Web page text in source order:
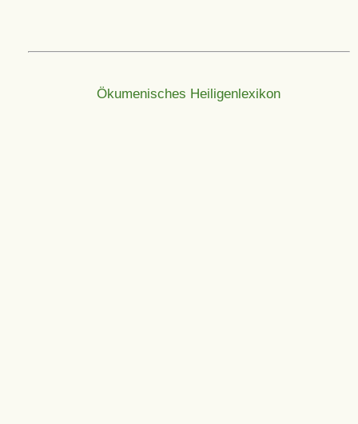
Ökumenisches Heiligenlexikon